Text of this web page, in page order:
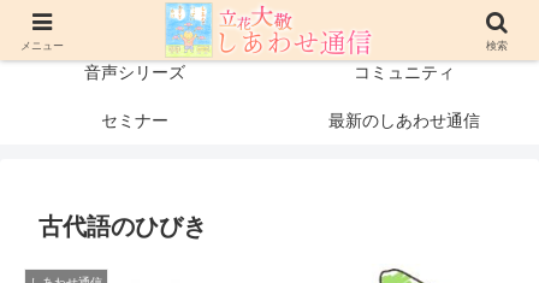
プロフィール
音声シリーズ コミュニティ
セミナー 最新のしあわせ通信
古代語のひびき
メニュー 検索